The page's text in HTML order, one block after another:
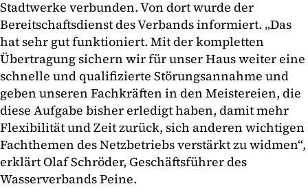
Stadtwerke verbunden. Von dort wurde der
Bereitschaftsdienst des Verbands informiert. „Das
hat sehr gut funktioniert. Mit der kompletten
Übertragung sichern wir für unser Haus weiter eine
schnelle und qualifizierte Störungsannahme und
geben unseren Fachkräften in den Meistereien, die
diese Aufgabe bisher erledigt haben, damit mehr
Flexibilität und Zeit zurück, sich anderen wichtigen
Fachthemen des Netzbetriebs verstärkt zu widmen“,
erklärt Olaf Schröder, Geschäftsführer des
Wasserverbands Peine.